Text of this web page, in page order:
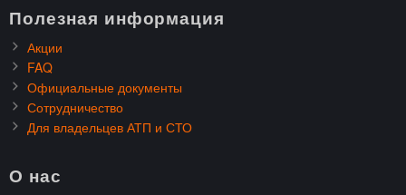
Полезная информация
Акции
FAQ
Официальные документы
Сотрудничество
Для владельцев АТП и СТО
О нас